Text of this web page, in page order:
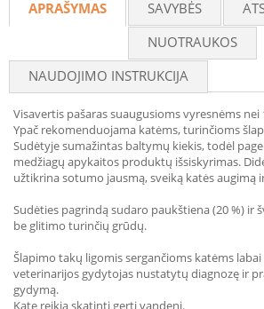
APRAŠYMAS SAVYBĖS
NUOTRAUKOS
NAUDOJIMO INSTRUKCIJA
Visavertis pašaras suaugusioms vyresnėms
Ypač rekomenduojama katėms, turinčioms
Sudėtyje sumažintas baltymų kiekis, todėl
medžiagų apykaitos produktų išsiskyrimas.
užtikrina sotumo jausmą, sveiką katės augimą
Sudėties pagrindą sudaro paukštiena (20 %) ir
be glitimo turinčių grūdų.
Šlapimo takų ligomis sergančioms katėms
veterinarijos gydytojas nustatytų diagnozę ir
gydymą.
Katę reikia skatinti gerti vandenį.